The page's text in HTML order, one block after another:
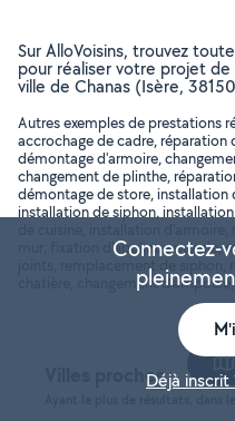
Sur AlloVoisins, trouvez
pour réaliser votre projet de
ville de Chanas (Isère,
Autres exemples de prestations
accrochage de cadre,
démontage d'armoire,
changement de plinthe,
démontage de store,
installation de siphon,
mur, fixation d'applique murale,
joints, remplacement de
chatière, changement d'ampoule,
Villes proches
Connectez-
Déjà